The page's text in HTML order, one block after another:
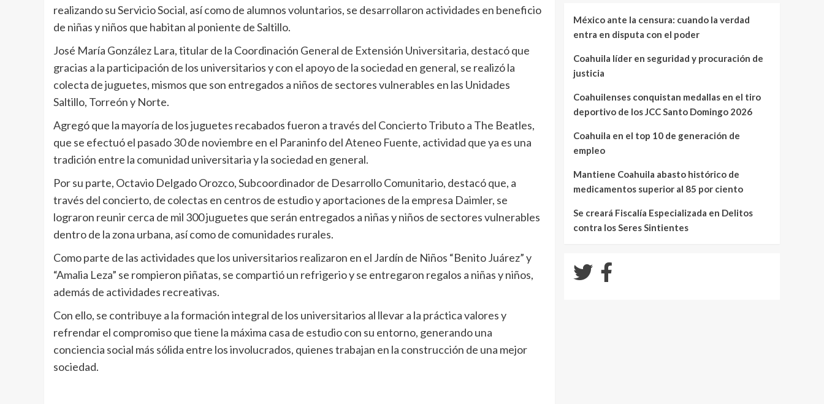
realizando su Servicio Social, así como de alumnos voluntarios, se desarrollaron actividades en beneficio
de niñas y niños que habitan al poniente de Saltillo.
José María González Lara, titular de la Coordinación General de Extensión Universitaria, destacó que
gracias a la participación de los universitarios y con el apoyo de la sociedad en general, se realizó la
colecta de juguetes, mismos que son entregados a niños de sectores vulnerables en las Unidades
Saltillo, Torreón y Norte.
Agregó que la mayoría de los juguetes recabados fueron a través del Concierto Tributo a The Beatles,
que se efectuó el pasado 30 de noviembre en el Paraninfo del Ateneo Fuente, actividad que ya es una
tradición entre la comunidad universitaria y la sociedad en general.
Por su parte, Octavio Delgado Orozco, Subcoordinador de Desarrollo Comunitario, destacó que, a
través del concierto, de colectas en centros de estudio y aportaciones de la empresa Daimler, se
lograron reunir cerca de mil 300 juguetes que serán entregados a niñas y niños de sectores vulnerables
dentro de la zona urbana, así como de comunidades rurales.
Como parte de las actividades que los universitarios realizaron en el Jardín de Niños “Benito Juárez” y
“Amalia Leza” se rompieron piñatas, se compartió un refrigerio y se entregaron regalos a niñas y niños,
además de actividades recreativas.
Con ello, se contribuye a la formación integral de los universitarios al llevar a la práctica valores y
refrendar el compromiso que tiene la máxima casa de estudio con su entorno, generando una
conciencia social más sólida entre los involucrados, quienes trabajan en la construcción de una mejor
sociedad.
México ante la censura: cuando la verdad
entra en disputa con el poder
Coahuila líder en seguridad y procuración de
justicia
Coahuilenses conquistan medallas en el tiro
deportivo de los JCC Santo Domingo 2026
Coahuila en el top 10 de generación de
empleo
Mantiene Coahuila abasto histórico de
medicamentos superior al 85 por ciento
Se creará Fiscalía Especializada en Delitos
contra los Seres Sintientes